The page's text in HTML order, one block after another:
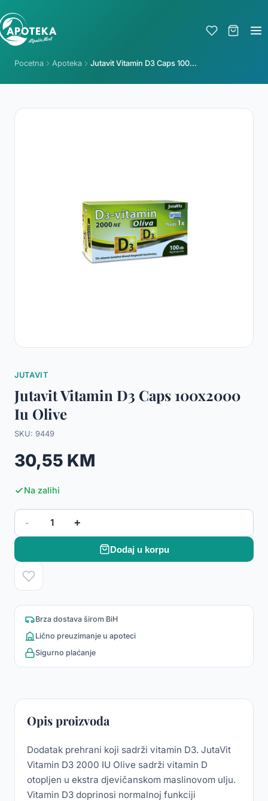
Pocetna Apoteka Jutavit Vitamin D3 Caps 100x2000 Iu Olive
JUTAVIT
Jutavit Vitamin D3 Caps 100x2000
Iu Olive
SKU: 9449
30,55 KM
Na zalihi
- 1 +
Dodaj u korpu
Brza dostava širom BiH
Lično preuzimanje u apoteci
Sigurno plaćanje
Opis proizvoda
Dodatak prehrani koji sadrži vitamin D3. JutaVit
Vitamin D3 2000 IU Olive sadrži vitamin D
otopljen u ekstra djevičanskom maslinovom ulju.
Vitamin D3 doprinosi normalnoj funkciji